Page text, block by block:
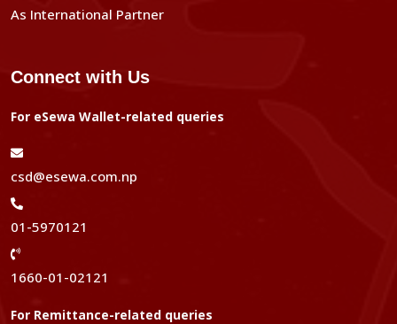
As International Partner
Connect with Us
For eSewa Wallet-related queries
csd@esewa.com.np
01-5970121
1660-01-02121
For Remittance-related queries